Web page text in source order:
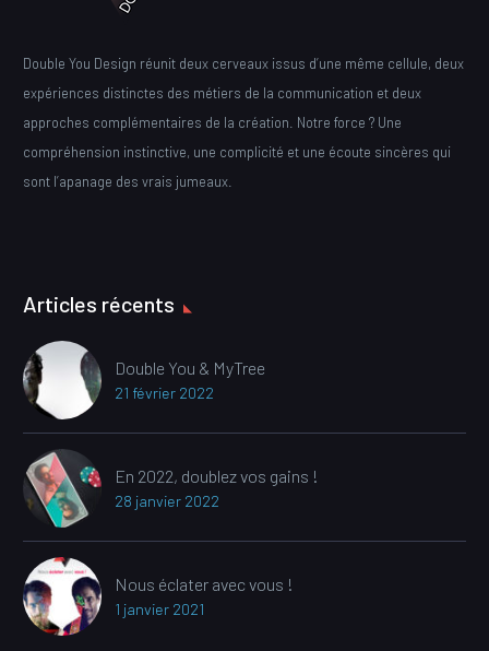
Double You Design réunit deux cerveaux issus d’une même cellule, deux
expériences distinctes des métiers de la communication et deux
approches complémentaires de la création. Notre force ? Une
compréhension instinctive, une complicité et une écoute sincères qui
sont l’apanage des vrais jumeaux.
Articles récents
Double You & MyTree
21 février 2022
En 2022, doublez vos gains !
28 janvier 2022
Nous éclater avec vous !
1 janvier 2021